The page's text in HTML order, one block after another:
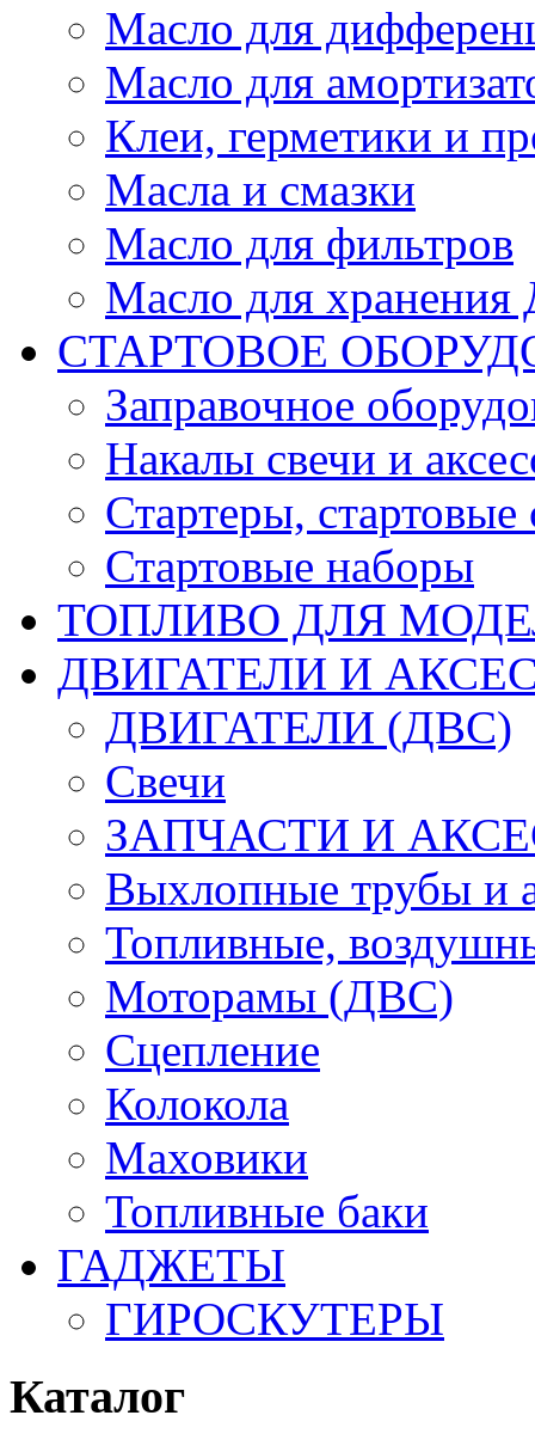
Масло для
Масло для
Клеи, герметики и
Масла и смазки
Масло для фильтров
Масло для
СТАРТОВОЕ
Заправочное
Накалы свечи и
Стартеры, стартовые
Стартовые наборы
ТОПЛИВО ДЛЯ
ДВИГАТЕЛИ И
ДВИГАТЕЛИ (ДВС)
Свечи
ЗАПЧАСТИ И
Выхлопные трубы и
Топливные,
Моторамы (ДВС)
Сцепление
Колокола
Маховики
Топливные баки
ГАДЖЕТЫ
ГИРОСКУТЕРЫ
Каталог